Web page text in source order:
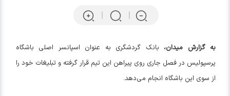
به گزارش میدان،بانک گردشگری به عنوان اسپانسر اصلی باشگاه
پرسپولیس در فصل جاری روی پیراهن این تیم قرار گرفته و تبلیغات خود را
از سوی این باشگاه انجام می‌دهد.